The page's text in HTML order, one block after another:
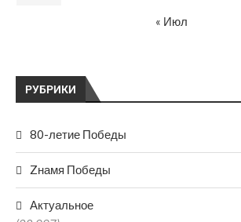
РУБРИКИ
80-летие Победы
Zнамя Победы
Актуальное
« Июл